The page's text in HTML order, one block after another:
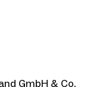
GmbH & Co.